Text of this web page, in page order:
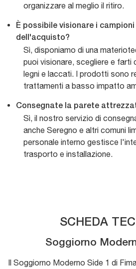
organizzare al meglio il ritiro.
È possibile visionare i
dell'acquisto?
Sì, disponiamo di una
puoi visionare, scegliere e farti
legni e laccati. I prodotti sono
trattamenti a basso impatto
Consegnate la parete
Sì, il nostro servizio di
anche Seregno e altri comuni
personale interno gestisce
trasporto e installazione.
SCHEDA
Soggiorno
Il Soggiorno Moderno Side 1 di